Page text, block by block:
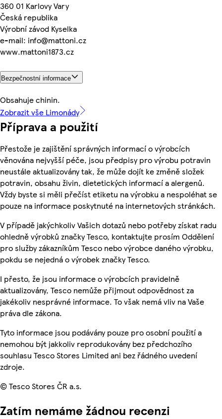
360 01 Karlovy Vary
Česká republika
Výrobní závod Kyselka
e-mail: info@mattoni.cz
www.mattoni1873.cz
Bezpečnostní informace
Obsahuje chinin.
Zobrazit vše Limonády
Příprava a použití
Přestože je zajištění správných informací o výrobcích
věnována nejvyšší péče, jsou předpisy pro výrobu potravin
neustále aktualizovány tak, že může dojít ke změně složek
potravin, obsahu živin, dietetických informací a alergenů.
Vždy byste si měli přečíst etiketu na výrobku a nespoléhat se
pouze na informace poskytnuté na internetových stránkách.
V případě jakýchkoliv Vašich dotazů nebo potřeby získat radu
ohledně výrobků značky Tesco, kontaktujte prosím Oddělení
pro služby zákazníkům Tesco nebo výrobce daného výrobku,
pokdu se nejedná o výrobek značky Tesco.
I přesto, že jsou informace o výrobcích pravidelně
aktualizovány, Tesco nemůže přijmout odpovědnost za
jakékoliv nesprávné informace. To však nemá vliv na Vaše
práva dle zákona.
Tyto informace jsou podávány pouze pro osobní použití a
nemohou být jakkoliv reprodukovány bez předchozího
souhlasu Tesco Stores Limited ani bez řádného uvedení
zdroje.
© Tesco Stores ČR a.s.
Zatím nemáme žádnou recenzi